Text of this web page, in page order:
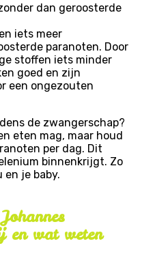
dan geroosterde
iets meer
paranoten. Door
stoffen iets minder
goed en zijn
een ongezouten
de zwangerschap?
eten mag, maar houd
per dag. Dit
binnenkrijgt. Zo
je baby.
en wat weten